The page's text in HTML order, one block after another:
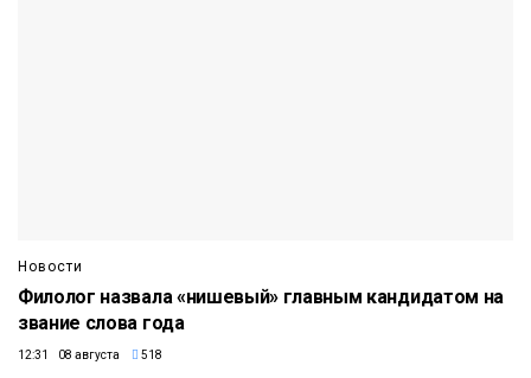
Новости
Филолог назвала «нишевый» главным кандидатом на
звание слова года
12:31 08 августа 518